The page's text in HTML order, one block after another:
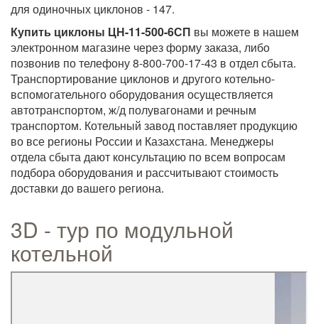
для одиночных циклонов - 147.
Купить циклоны ЦН-11-500-6СП вы можете в нашем
электронном магазине через форму заказа, либо
позвонив по телефону 8-800-700-17-43 в отдел сбыта.
Транспортирование циклонов и другого котельно-
вспомогательного оборудования осуществляется
автотранспортом, ж/д полувагонами и речным
транспортом. Котельный завод поставляет продукцию
во все регионы России и Казахстана. Менеджеры
отдела сбыта дают консультацию по всем вопросам
подбора оборудования и рассчитывают стоимость
доставки до вашего региона.
3D - тур по модульной
котельной